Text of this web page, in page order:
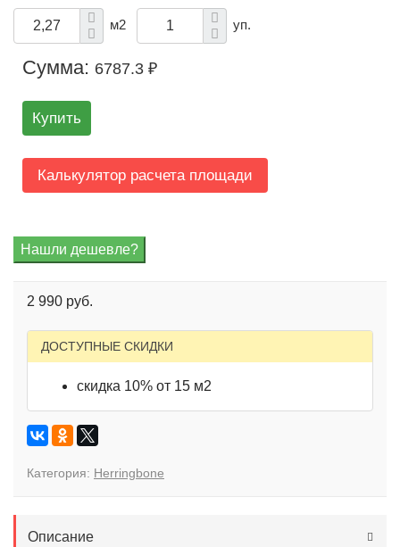
м2 уп.
Сумма: 6787.3 ₽
Купить
Калькулятор расчета площади
2 990 руб.
ДОСТУПНЫЕ СКИДКИ
скидка 10% от 15 м2
Категория: Herringbone
Описание